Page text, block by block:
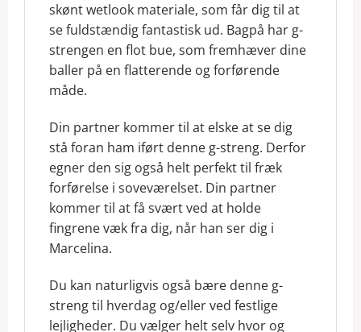
skønt wetlook materiale, som får dig til at
se fuldstændig fantastisk ud. Bagpå har g-
strengen en flot bue, som fremhæver dine
baller på en flatterende og forførende
måde.
Din partner kommer til at elske at se dig
stå foran ham iført denne g-streng. Derfor
egner den sig også helt perfekt til fræk
forførelse i soveværelset. Din partner
kommer til at få svært ved at holde
fingrene væk fra dig, når han ser dig i
Marcelina.
Du kan naturligvis også bære denne g-
streng til hverdag og/eller ved festlige
lejligheder. Du vælger helt selv hvor og